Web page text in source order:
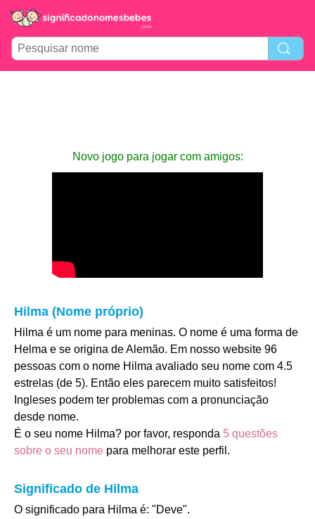
Novo jogo para jogar com amigos:
Hilma (Nome próprio)
Hilma é um nome para meninas. O nome é uma forma de
Helma e se origina de Alemão. Em nosso website 96
pessoas com o nome Hilma avaliado seu nome com 4.5
estrelas (de 5). Então eles parecem muito satisfeitos!
Ingleses podem ter problemas com a pronunciação
desde nome.
É o seu nome Hilma? por favor, responda 5 questões
sobre o seu nome para melhorar este perfil.
Significado de Hilma
O significado para Hilma é: "Deve".